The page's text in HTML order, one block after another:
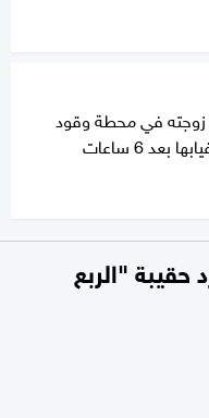
في محطة وقود
بعد 6 ساعات
"الربع